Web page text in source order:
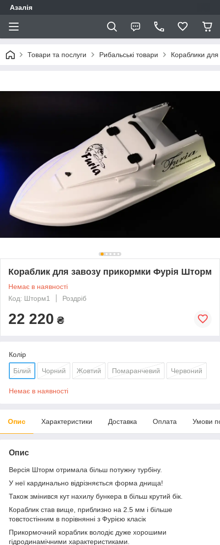
Азалія
Товари та послуги Рибальські товари Кораблики
Кораблик для завозу прикормки Фурія Шторм
Немає в наявності
Код: Шторм1
Роздріб
22 220 ₴
Колір
Білий Чорний Жовтий Помаранчевий Червоний
Немає в наявності
Опис Характеристики Доставка Оплата Умови
Опис
Версія Шторм отримала більш потужну турбіну.
У неї кардинально відрізняється форма днища!
Також змінився кут нахилу бункера в більш крутий бік.
Кораблик став вище, приблизно на 2.5 мм і більше
товстостінним в порівнянні з Фурією класік
Прикормочний кораблик володіє дуже хорошими
гідродинамічними характеристиками.